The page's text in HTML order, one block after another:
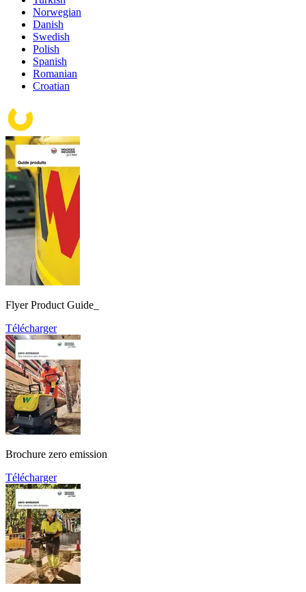
Norwegian
Danish
Swedish
Polish
Spanish
Romanian
Croatian
Flyer Product Guide_
Télécharger
Brochure zero emission
Télécharger